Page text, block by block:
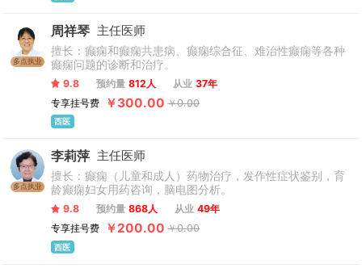
多点执业
周祥琴 主任医师
擅长：癫痫和癫痫共患病、癫痫综合征、难治性癫痫等各种
癫痫问题的诊断和治疗。
9.8 预约量 812人 从业 37年
专享挂号费
￥300.00 ￥0.00
西医
多点执业
李莉萍 主任医师
擅长：癫痫（儿童和成人）药物治疗，发作性症状鉴别，育
龄癫痫妇女用药咨询，脑电图分析。
9.8 预约量 868人 从业 49年
专享挂号费
￥200.00 ￥0.00
西医